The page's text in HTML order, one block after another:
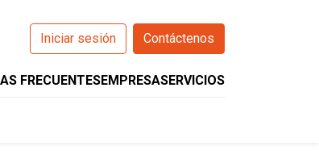
Iniciar sesión Contáctenos
FRECUENTESEMPRESASERVICIOS